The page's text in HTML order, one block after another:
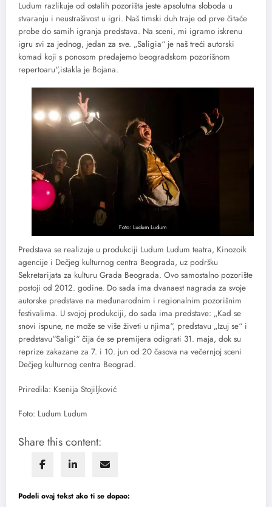
Ludum razlikuje od ostalih pozorišta jeste apsolutna sloboda u
stvaranju i neustrašivost u igri. Naš timski duh traje od prve čitaće
probe do samih igranja predstava. Na sceni, mi igramo iskrenu
igru svi za jednog, jedan za sve. „Saligia“ je naš treći autorski
komad koji s ponosom predajemo beogradskom pozorišnom
repertoaru“,istakla je Bojana.
Foto: Ludum Ludum
Predstava se realizuje u produkciji Ludum Ludum teatra, Kinozoik
agencije i Dečjeg kulturnog centra Beograda, uz podršku
Sekretarijata za kulturu Grada Beograda. Ovo samostalno pozorište
postoji od 2012. godine. Do sada ima dvanaest nagrada za svoje
autorske predstave na međunarodnim i regionalnim pozorišnim
festivalima. U svojoj produkciji, do sada ima predstave: „Kad se
snovi ispune, ne može se više živeti u njima“, predstavu „Izuj se“ i
predstavu“Saligi“ čija će se premijera odigrati 31. maja, dok su
reprize zakazane za 7. i 10. jun od 20 časova na večernjoj sceni
Dečjeg kulturnog centra Beograd.
Priredila: Ksenija Stojiljković
Foto: Ludum Ludum
Share this content:
Podeli ovaj tekst ako ti se dopao: